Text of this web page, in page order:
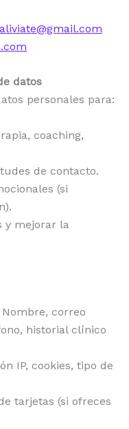
datos
personales para:
coaching,
de contacto.
(si
y mejorar la
Nombre, correo
historial clínico
IP, cookies, tipo de
tarjetas (si ofreces